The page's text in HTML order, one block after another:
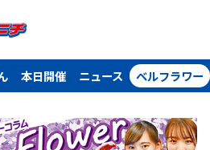
本日開催 ニュース ベルフラワー